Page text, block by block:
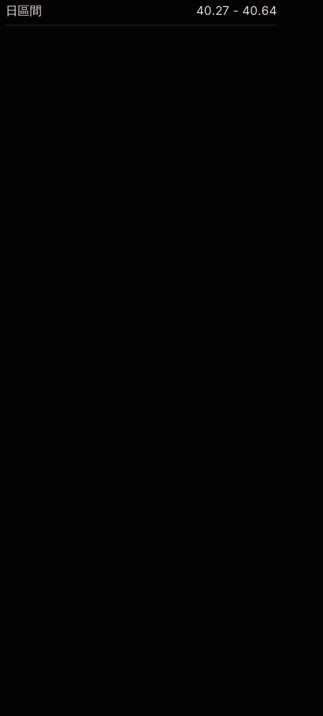
日區間 40.27 - 40.64